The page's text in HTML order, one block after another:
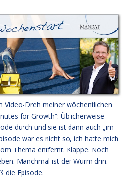
Video-Dreh meiner wöchentlichen
for Growth“: Üblicherweise
durch und sie ist dann auch „im
war es nicht so, ich hatte mich
Thema entfernt. Klappe. Noch
Manchmal ist der Wurm drin.
die Episode.